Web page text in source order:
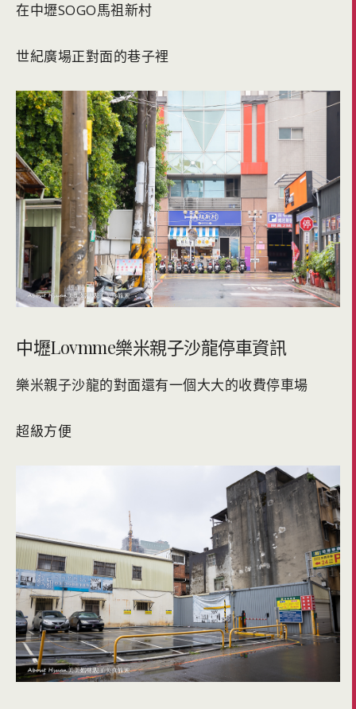
在中壢SOGO馬祖新村
世紀廣場正對面的巷子裡
中壢Lovmme樂米親子沙龍停車資訊
樂米親子沙龍的對面還有一個大大的收費停車場
超級方便